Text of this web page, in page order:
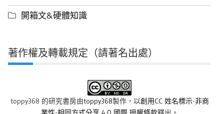
開箱文&硬體知識
著作權及轉載規定（請著名出處）
toppy368 的研究書房由toppy368製作，以創用CC 姓名標示-非商